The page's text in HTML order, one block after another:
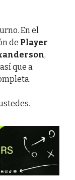
En el
de Player
,
que a